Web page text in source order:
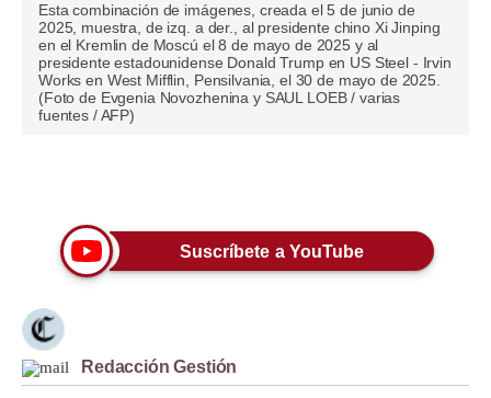
Blogs
Tendencias
Lujo
Estilos
EEUU
México
Esta combinación de imágenes, creada el 5 de junio de
2025, muestra, de izq. a der., al presidente chino Xi Jinping
en el Kremlin de Moscú el 8 de mayo de 2025 y al
presidente estadounidense Donald Trump en US Steel - Irvin
Works en West Mifflin, Pensilvania, el 30 de mayo de 2025.
(Foto de Evgenia Novozhenina y SAUL LOEB / varias
fuentes / AFP)
Suscríbete a YouTube
Redacción Gestión